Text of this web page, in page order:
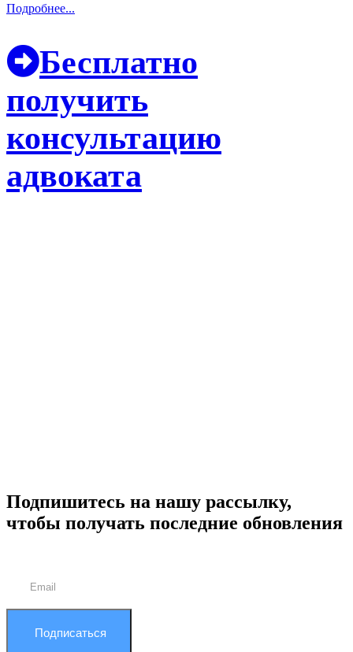
Подробнее...
Бесплатно
получить
консультацию
адвоката
Подпишитесь на нашу рассылку,
чтобы получать последние обновления
Подписаться